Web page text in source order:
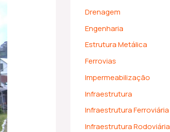
Drenagem
Engenharia
Estrutura Metálica
Ferrovias
Impermeabilização
Infraestrutura
Infraestrutura Ferroviária
Infraestrutura Rodoviária